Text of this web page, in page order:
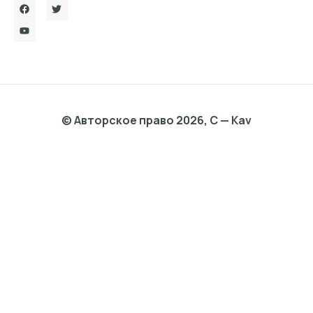
© Авторское право 2026, C — Kav